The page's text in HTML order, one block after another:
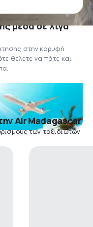
μέσα σε λίγα
στην κορυφή
θέλετε να πάτε και
Air Madagascar
των ταξιδιωτών